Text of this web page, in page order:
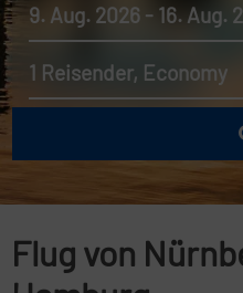
9. Aug. 2026 - 16. Aug.
1 Reisender, Economy
Flug von